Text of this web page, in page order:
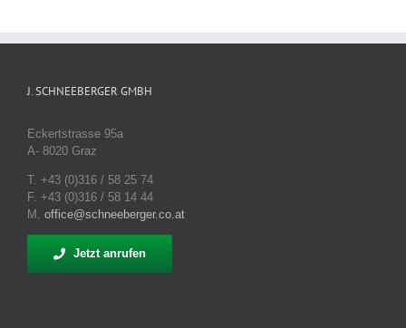
J. SCHNEEBERGER GMBH
Eckertstrasse 95a
A- 8020 Graz
T. +43 (0)316 / 58 25 74
F. +43 (0)316 / 58 14 44
M. office@schneeberger.co.at
Jetzt anrufen